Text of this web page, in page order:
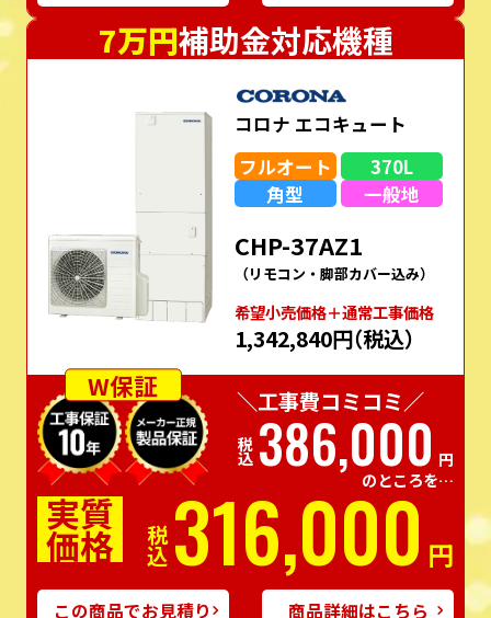
7万円補助金対応機種
コロナ エコキュート
フルオート
370L
角型
一般地
CHP-37AZ1
（リモコン・脚部カバー込み）
希望⼩売価格＋通常⼯事価格
1,342,840円（税込）
W保証
＼工事費コミコミ／
税込 386,000 円
のところを…
実質
価格 税込316,000 円
この商品でお見積り 商品詳細はこちら